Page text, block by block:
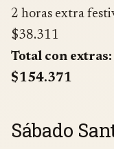
2 horas extra
$38.311
Total con extras:
$154.371
Sábado